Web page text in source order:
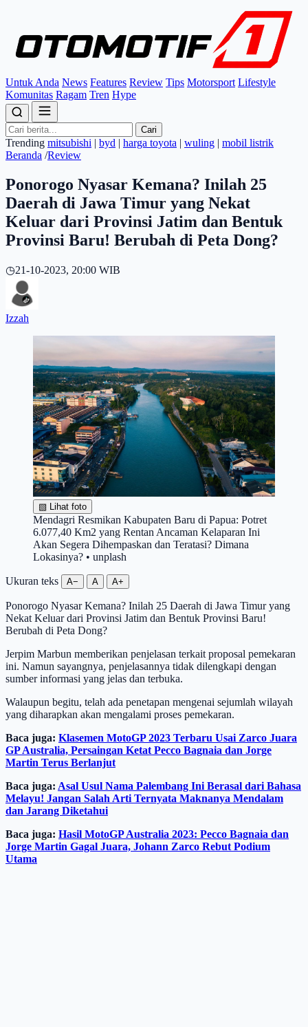
Untuk Anda News Features Review Tips Motorsport Lifestyle
Komunitas Ragam Tren Hype
Cari
Trending mitsubishi | byd | harga toyota | wuling | mobil listrik
Beranda /Review
Ponorogo Nyasar Kemana? Inilah 25
Daerah di Jawa Timur yang Nekat
Keluar dari Provinsi Jatim dan Bentuk
Provinsi Baru! Berubah di Peta Dong?
◷21-10-2023, 20:00 WIB
Izzah
▧ Lihat foto
Mendagri Resmikan Kabupaten Baru di Papua: Potret
6.077,40 Km2 yang Rentan Ancaman Kelaparan Ini
Akan Segera Dihempaskan dan Teratasi? Dimana
Lokasinya? • unplash
Ukuran teks A− A A+
Ponorogo Nyasar Kemana? Inilah 25 Daerah di Jawa Timur yang
Nekat Keluar dari Provinsi Jatim dan Bentuk Provinsi Baru!
Berubah di Peta Dong?
Jerpim Marbun memberikan penjelasan terkait proposal pemekaran
ini. Namun sayangnya, penjelasannya tidak dilengkapi dengan
sumber informasi yang jelas dan terbuka.
Walaupun begitu, telah ada penetapan mengenai sejumlah wilayah
yang diharapkan akan mengalami proses pemekaran.
Baca juga: Klasemen MotoGP 2023 Terbaru Usai Zarco Juara
GP Australia, Persaingan Ketat Pecco Bagnaia dan Jorge
Martin Terus Berlanjut
Baca juga: Asal Usul Nama Palembang Ini Berasal dari Bahasa
Melayu! Jangan Salah Arti Ternyata Maknanya Mendalam
dan Jarang Diketahui
Baca juga: Hasil MotoGP Australia 2023: Pecco Bagnaia dan
Jorge Martin Gagal Juara, Johann Zarco Rebut Podium
Utama